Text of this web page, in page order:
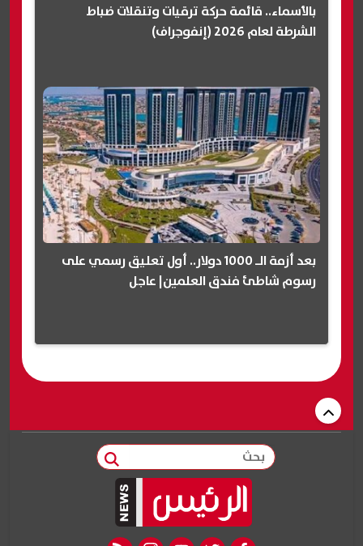
بالأسماء.. قائمة حركة ترقيات وتنقلات ضباط
الشرطة لعام 2026 (إنفوجراف)
بعد أزمة الـ 1000 دولار.. أول تعليق رسمي على
رسوم شاطئ فندق العلمين| عاجل
بحث